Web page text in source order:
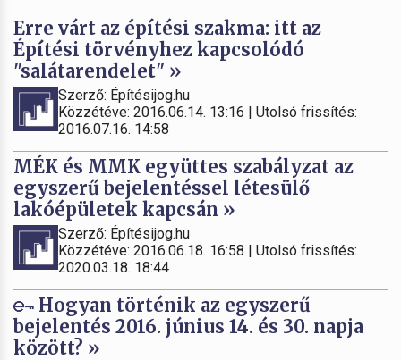
Erre várt az építési szakma: itt az
Építési törvényhez kapcsolódó
"salátarendelet" »
Szerző: Építésijog.hu
Közzétéve: 2016.06.14. 13:16 | Utolsó frissítés:
2016.07.16. 14:58
MÉK és MMK együttes szabályzat az
egyszerű bejelentéssel létesülő
lakóépületek kapcsán »
Szerző: Építésijog.hu
Közzétéve: 2016.06.18. 16:58 | Utolsó frissítés:
2020.03.18. 18:44
Hogyan történik az egyszerű
bejelentés 2016. június 14. és 30. napja
között? »